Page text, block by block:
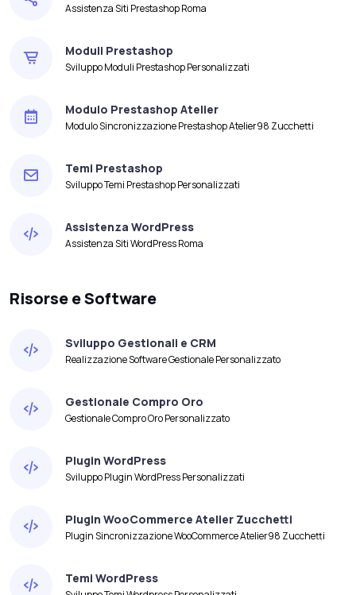
Assistenza Siti Prestashop Roma
Moduli Prestashop
Sviluppo Moduli Prestashop Personalizzati
Modulo Prestashop Atelier
Modulo Sincronizzazione Prestashop Atelier98 Zucchetti
Temi Prestashop
Sviluppo Temi Prestashop Personalizzati
Assistenza WordPress
Assistenza Siti WordPress Roma
Risorse e Software
Sviluppo Gestionali e CRM
Realizzazione Software Gestionale Personalizzato
Gestionale Compro Oro
Gestionale Compro Oro Personalizzato
Plugin WordPress
Sviluppo Plugin WordPress Personalizzati
Plugin WooCommerce Atelier Zucchetti
Plugin Sincronizzazione WooCommerce Atelier98 Zucchetti
Temi WordPress